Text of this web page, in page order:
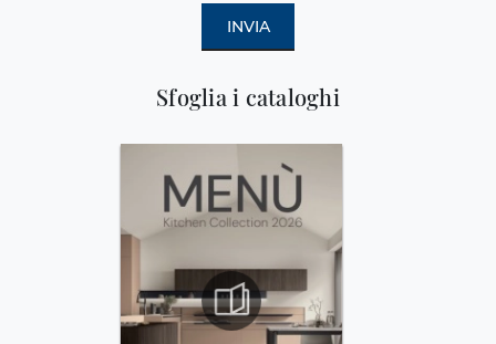
Sfoglia i cataloghi
INVIA